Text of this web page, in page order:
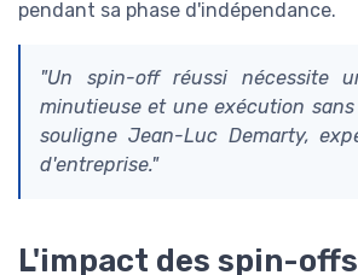
pendant sa phase d'indépendance.
"Un spin-off réussi nécessite
minutieuse et une exécution
souligne Jean-Luc Demarty,
d'entreprise."
L'impact des spin-